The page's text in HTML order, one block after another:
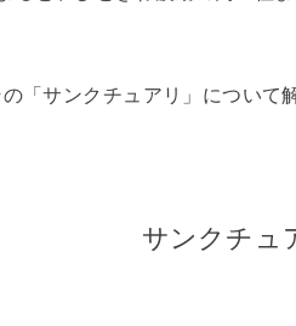
の「サンクチュアリ」について
サンクチュ